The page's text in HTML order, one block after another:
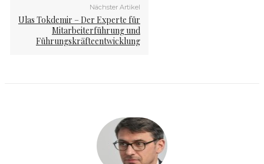
Nächster Artikel
Ulas Tokdemir – Der Experte für
Mitarbeiterführung und
Führungskräfteentwicklung